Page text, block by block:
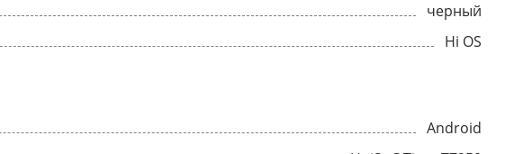
черный
Hi OS
Android